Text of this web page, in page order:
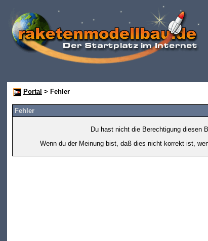
Portal > Fehler
Fehler
Du hast nicht die Berechtigung diesen
Wenn du der Meinung bist, daß dies nicht korrekt ist,